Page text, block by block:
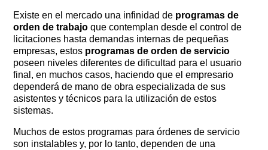
Existe en el mercado una infinidad de programas de
orden de trabajo que contemplan desde el control de
licitaciones hasta demandas internas de pequeñas
empresas, estos programas de orden de servicio
poseen niveles diferentes de dificultad para el usuario
final, en muchos casos, haciendo que el empresario
dependerá de mano de obra especializada de sus
asistentes y técnicos para la utilización de estos
sistemas.
Muchos de estos programas para órdenes de servicio
son instalables y, por lo tanto, dependen de una